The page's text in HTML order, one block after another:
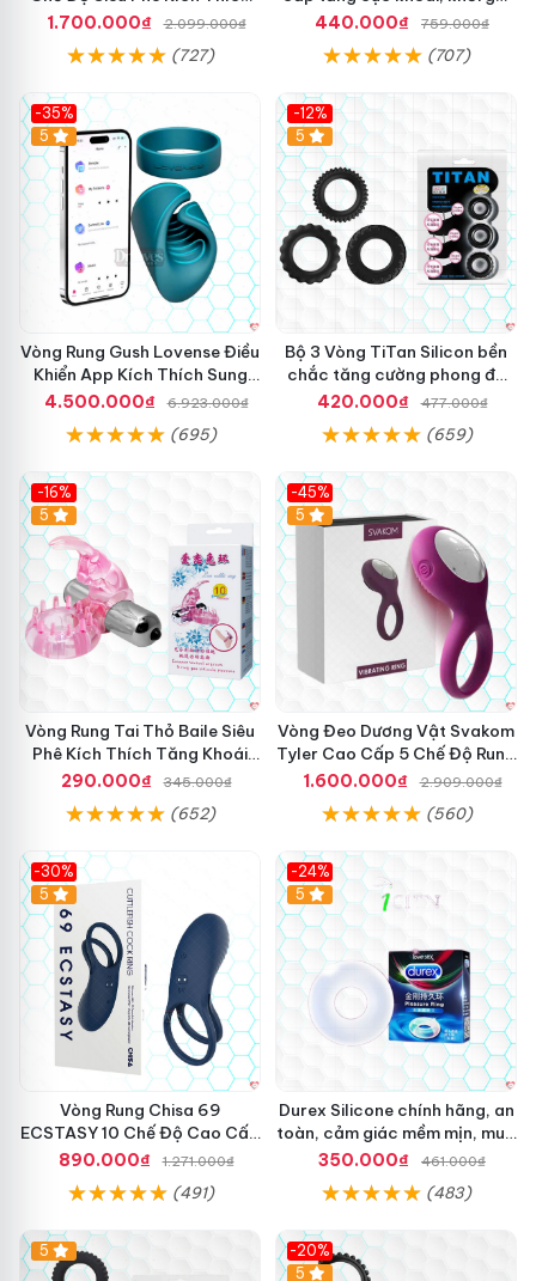
Tối Đa
1.700.000₫ 2.099.000₫
(727)
đam mê
440.000₫ 759.000₫
(707)
-35%
Hot
5
Vòng Rung Gush Lovense Điều
Khiển App Kích Thích Sung
Sướng
4.500.000₫ 6.923.000₫
(695)
-12%
5
Bộ 3 Vòng TiTan Silicon bền
chắc tăng cường phong độ
nam
420.000₫ 477.000₫
(659)
-16%
Hot
5
Vòng Rung Tai Thỏ Baile Siêu
Phê Kích Thích Tăng Khoái
Cảm
290.000₫ 345.000₫
(652)
-45%
5
Vòng Đeo Dương Vật Svakom
Tyler Cao Cấp 5 Chế Độ Rung
Mạnh Mẽ Kích Thích Điểm G
1.600.000₫ 2.909.000₫
(560)
-30%
Hot
5
Vòng Rung Chisa 69
ECSTASY 10 Chế Độ Cao Cấp
Kích Thích
890.000₫ 1.271.000₫
(491)
-24%
5
Durex Silicone chính hãng, an
toàn, cảm giác mềm mịn, mua
ngay
350.000₫ 461.000₫
(483)
5
-20%
Hot
5